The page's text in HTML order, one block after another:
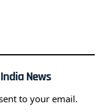
News
to your email.